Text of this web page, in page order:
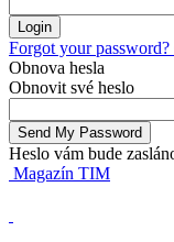
Forgot your password?
Obnova hesla
Obnovit své heslo
Heslo vám bude
Magazín TIM